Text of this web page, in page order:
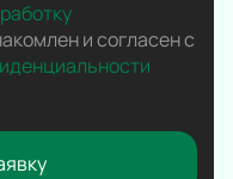
и согласен с